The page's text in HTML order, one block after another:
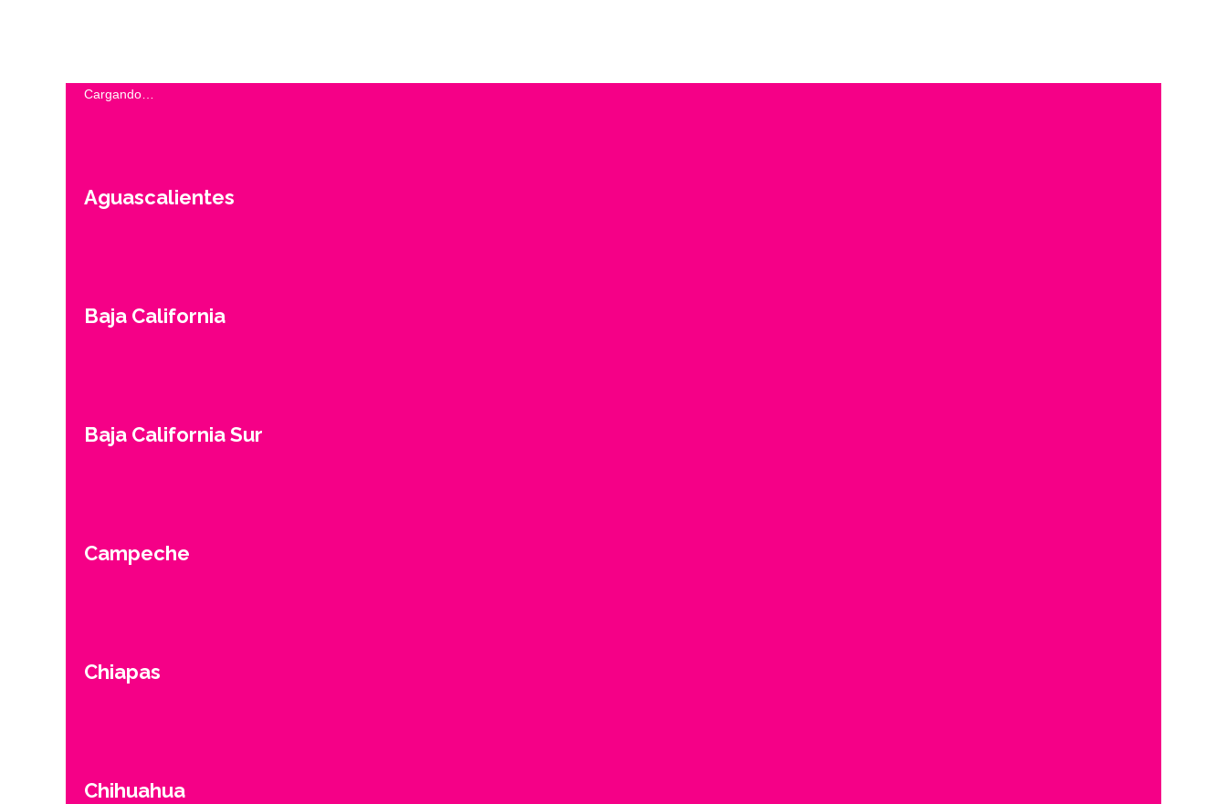
Cargando…
Aguascalientes
Baja California
Baja California Sur
Campeche
Chiapas
Chihuahua